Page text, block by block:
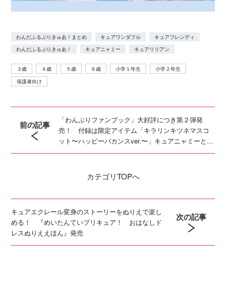
わんだふるぷりきゅあ！まとめ キュアワンダフル
キュアフレンディ
わんだふるぷりきゅあ！
キュアニャミー キュアリリアン
３歳 ４歳 ５歳 ６歳 小学１年生
小学２年生
保護者向け
前の記事
「わんぷりファンブック」大好評につき第２弾発
売！ 付録は限定アイテム「キラリンキツネマスコ
ット〜ハッピーバカンスver.〜」キュアニャミーとキ
ュアリリアン大特集も！
カテゴリTOPへ
キュアエクレール変身のストーリーをぬりえで楽し
める！ 『めいたんていプリキュア！ おはなしド
レスぬりええほん』発売
次の記事